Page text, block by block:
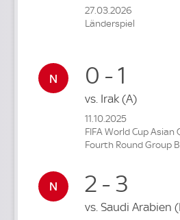
27.03.2026
Länderspiel
0 - 1
vs. Irak (A)
11.10.2025
FIFA World Cup Asian
Fourth Round Group B
2 - 3
vs. Saudi Arabien